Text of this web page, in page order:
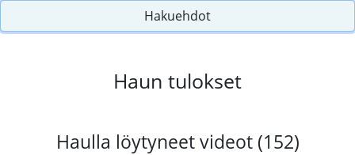
Hakuehdot
Haun tulokset
Haulla löytyneet videot (152)